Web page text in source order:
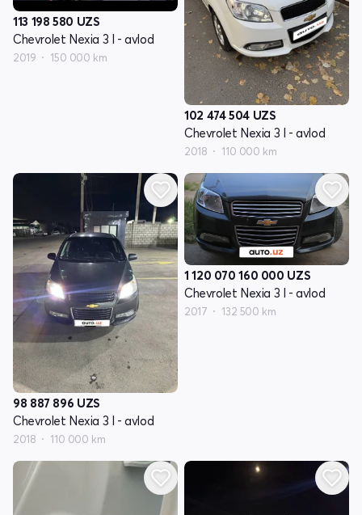
113 198 580 UZS
Chevrolet Nexia 3 I - avlod
2019 150 000 km
102 474 504 UZS
Chevrolet Nexia 3 I - avlod
2018 110 000 km
98 887 896 UZS
Chevrolet Nexia 3 I - avlod
2018 110 000 km
1 120 070 160 000 UZS
Chevrolet Nexia 3 I - avlod
2017 132 500 km